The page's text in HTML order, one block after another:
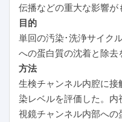
伝播などの重大な影響が
目的
単回の汚染･洗浄サイク
への蛋白質の沈着と除去
方法
生検チャンネル内腔に
染レベルを評価した。
視鏡チャンネル内部への